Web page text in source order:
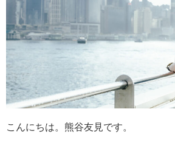
こんにちは。熊谷友見です。